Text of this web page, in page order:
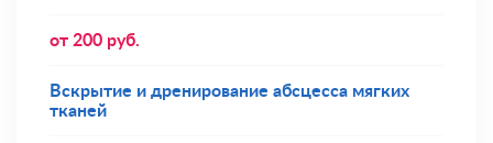
от 200 руб.
Вскрытие и дренирование абсцесса мягких
тканей